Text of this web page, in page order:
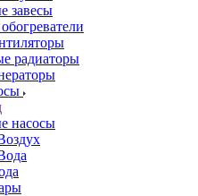
завесы
радиаторы
насосы